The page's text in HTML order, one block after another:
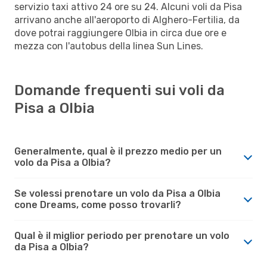
servizio taxi attivo 24 ore su 24. Alcuni voli da Pisa
arrivano anche all'aeroporto di Alghero-Fertilia, da
dove potrai raggiungere Olbia in circa due ore e
mezza con l'autobus della linea Sun Lines.
Domande frequenti sui voli da
Pisa a Olbia
Generalmente, qual è il prezzo medio per un
volo da Pisa a Olbia?
Se volessi prenotare un volo da Pisa a Olbia
cone Dreams, come posso trovarli?
Qual è il miglior periodo per prenotare un volo
da Pisa a Olbia?